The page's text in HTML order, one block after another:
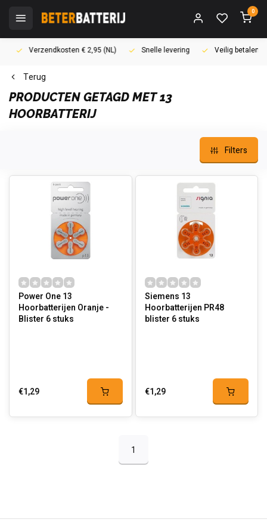
0
Verzendkosten € 2,95 (NL) Snelle levering Veilig betalen
Terug
PRODUCTEN GETAGD MET 13
HOORBATTERIJ
Filters
Power One 13
Hoorbatterijen Oranje -
Blister 6 stuks
€1,29
Siemens 13
Hoorbatterijen PR48
blister 6 stuks
€1,29
1